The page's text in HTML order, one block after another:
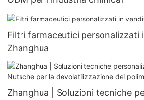
Filtri farmaceutici personalizzati
Zhanghua
Zhanghua | Soluzioni tecniche